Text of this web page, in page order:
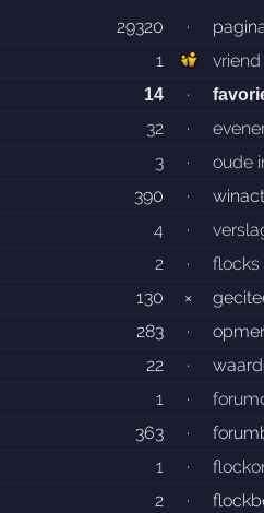
29320 ·
1
vriend
14 ·
32 ·
3
·
oude
390
·
4
·
2
·
flocks
130
×
283
·
22
·
1
·
363
·
1 ·
2
·